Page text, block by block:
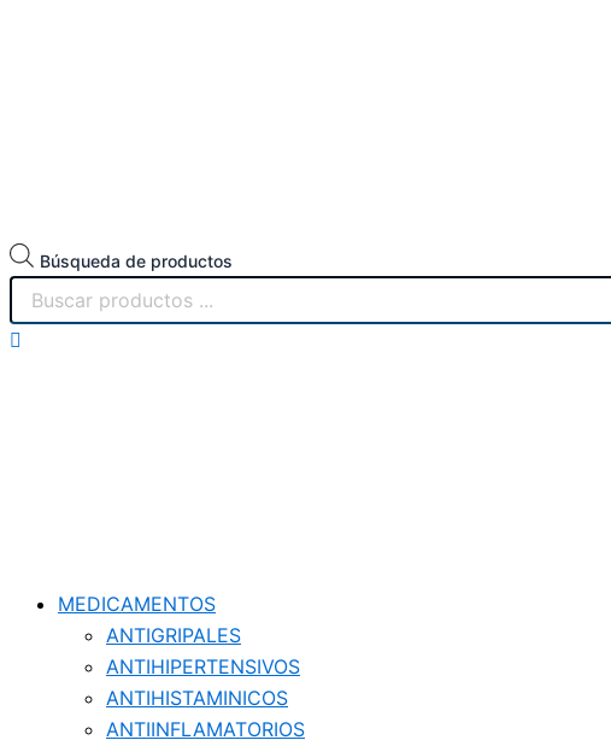
Búsqueda de productos
MEDICAMENTOS
ANTIGRIPALES
ANTIHIPERTENSIVOS
ANTIHISTAMINICOS
ANTIINFLAMATORIOS